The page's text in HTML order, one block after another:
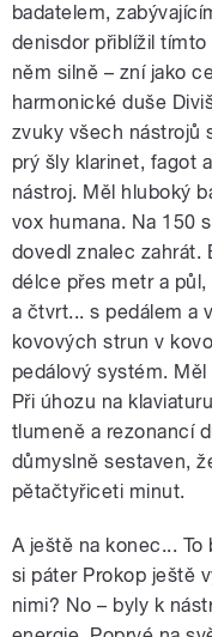
badatelem,
denisdor přiblížil
něm silně – zní jako
harmonické duše
zvuky všech nástrojů
prý šly klarinet, fagot
nástroj. Měl hluboký
vox humana. Na 150
dovedl znalec zahrát.
délce přes metr a
a čtvrt... s pedálem a
kovových strun v
pedálový systém.
Při úhozu na
tlumeně a rezonancí
důmyslně sestaven,
pětačtyřiceti minut.
A ještě na konec... To
si páter Prokop ještě
nimi? No – byly k